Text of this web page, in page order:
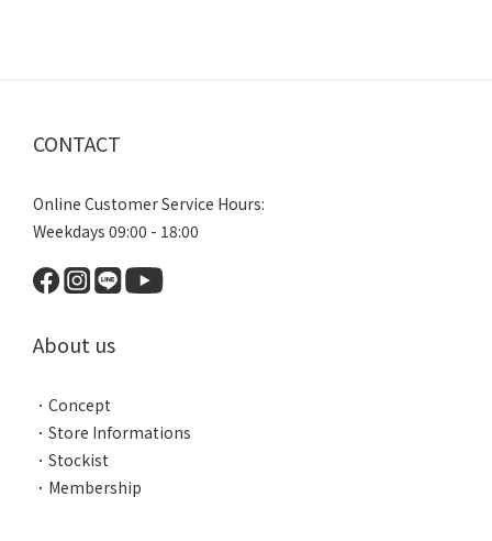
CONTACT
Online Customer Service Hours:
Weekdays 09:00 - 18:00
About us
． Concept
． Store Informations
． Stockist
． Membership